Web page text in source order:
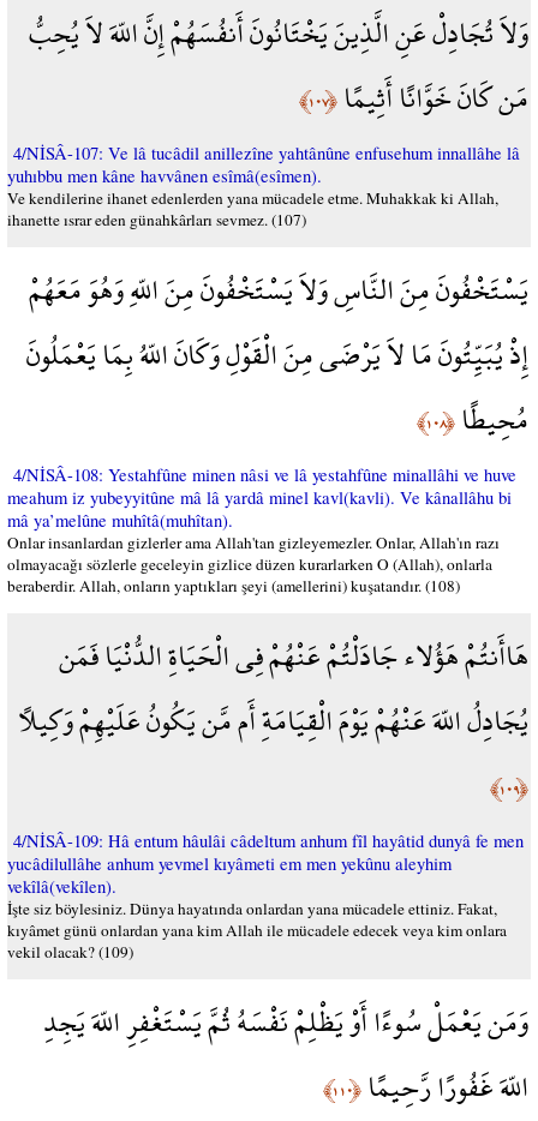
وَلاَ تُجَادِلْ عَنِ الَّذِينَ يَخْتَانُونَ أَنفُسَهُمْ إِنَّ اللّهَ لاَ يُحِبُّ
مَن كَانَ خَوَّانًا أَثِيمًا﴿١٠٧﴾
4/NİSÂ-107: Ve lâ tucâdil anillezîne yahtânûne enfusehum innallâhe lâ
yuhıbbu men kâne havvânen esîmâ(esîmen).
Ve kendilerine ihanet edenlerden yana mücadele etme. Muhakkak ki Allah,
ihanette ısrar eden günahkârları sevmez. (107)
يَسْتَخْفُونَ مِنَ النَّاسِ وَلاَ يَسْتَخْفُونَ مِنَ اللّهِ وَهُوَ مَعَهُمْ
إِذْ يُبَيِّتُونَ مَا لاَ يَرْضَى مِنَ الْقَوْلِ وَكَانَ اللّهُ بِمَا يَعْمَلُونَ
مُحِيطًا﴿١٠٨﴾
4/NİSÂ-108: Yestahfûne minen nâsi ve lâ yestahfûne minallâhi ve huve
meahum iz yubeyyitûne mâ lâ yardâ minel kavl(kavli). Ve kânallâhu bi
mâ ya’melûne muhîtâ(muhîtan).
Onlar insanlardan gizlerler ama Allah'tan gizleyemezler. Onlar, Allah'ın razı
olmayacağı sözlerle geceleyin gizlice düzen kurarlarken O (Allah), onlarla
beraberdir. Allah, onların yaptıkları şeyi (amellerini) kuşatandır. (108)
هَاأَنتُمْ هَؤُلاء جَادَلْتُمْ عَنْهُمْ فِي الْحَيَاةِ الدُّنْيَا فَمَن
يُجَادِلُ اللّهَ عَنْهُمْ يَوْمَ الْقِيَامَةِ أَم مَّن يَكُونُ عَلَيْهِمْ وَكِيلاً
﴿١٠٩﴾
4/NİSÂ-109: Hâ entum hâulâi câdeltum anhum fîl hayâtid dunyâ fe men
yucâdilullâhe anhum yevmel kıyâmeti em men yekûnu aleyhim
vekîlâ(vekîlen).
İşte siz böylesiniz. Dünya hayatında onlardan yana mücadele ettiniz. Fakat,
kıyâmet günü onlardan yana kim Allah ile mücadele edecek veya kim onlara
vekil olacak? (109)
وَمَن يَعْمَلْ سُوءًا أَوْ يَظْلِمْ نَفْسَهُ ثُمَّ يَسْتَغْفِرِ اللّهَ يَجِدِ
اللّهَ غَفُورًا رَّحِيمًا﴿١١٠﴾